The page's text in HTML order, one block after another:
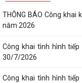
THÔNG BÁO Công
năm 2026
Công khai tình hình
30/7/2026
Công khai tình hình